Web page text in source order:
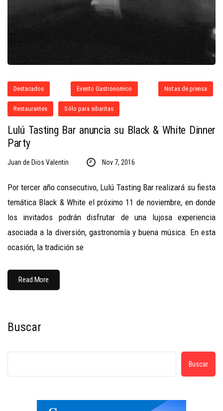
Destacados Evento Gastronomico Notas de prensa
Restaurantes Sólo para sibaritas
Lulú Tasting Bar anuncia su Black & White Dinner
Party
Juan de Dios Valentin Nov 7, 2016
Por tercer año consecutivo, Lulú Tasting Bar realizará su fiesta
temática Black & White el próximo 11 de noviembre, en donde
los invitados podrán disfrutar de una lujosa experiencia
asociada a la diversión, gastronomía y buena música. En esta
ocasión, la tradición se
Read More
Buscar
Buscar